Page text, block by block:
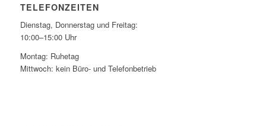
TELEFONZEITEN
Dienstag, Donnerstag und Freitag:
10:00–15:00 Uhr
Montag: Ruhetag
Mittwoch: kein Büro- und Telefonbetrieb